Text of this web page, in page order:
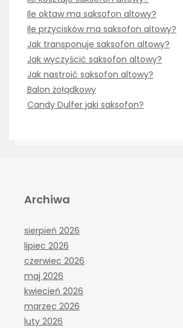
Ile oktaw ma saksofon altowy?
Ile przycisków ma saksofon altowy?
Jak transponuje saksofon altowy?
Jak wyczyścić saksofon altowy?
Jak nastroić saksofon altowy?
Balon żołądkowy
Candy Dulfer jaki saksofon?
Archiwa
sierpień 2026
lipiec 2026
czerwiec 2026
maj 2026
kwiecień 2026
marzec 2026
luty 2026